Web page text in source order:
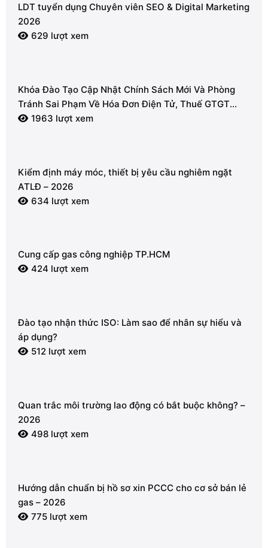
LDT tuyển dụng Chuyên viên SEO & Digital Marketing
2026
629 lượt xem
Khóa Đào Tạo Cập Nhật Chính Sách Mới Và Phòng
Tránh Sai Phạm Về Hóa Đơn Điện Tử, Thuế GTGT
20261963 lượt xem
Kiểm định máy móc, thiết bị yêu cầu nghiêm ngặt
ATLĐ – 2026
634 lượt xem
Cung cấp gas công nghiệp TP.HCM
424 lượt xem
Đào tạo nhận thức ISO: Làm sao để nhân sự hiểu và
áp dụng?
512 lượt xem
Quan trắc môi trường lao động có bắt buộc không? –
2026
498 lượt xem
Hướng dẫn chuẩn bị hồ sơ xin PCCC cho cơ sở bán lẻ
gas – 2026
775 lượt xem